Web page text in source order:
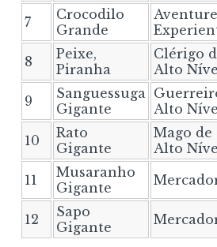
7
Crocodilo
Grande
8
Peixe,
Piranha
Clérigo
Alto
9
Sanguessuga
Gigante
Alto
10
Rato
Gigante
Mago de
Alto
11
Musaranho
Gigante
12
Sapo
Gigante